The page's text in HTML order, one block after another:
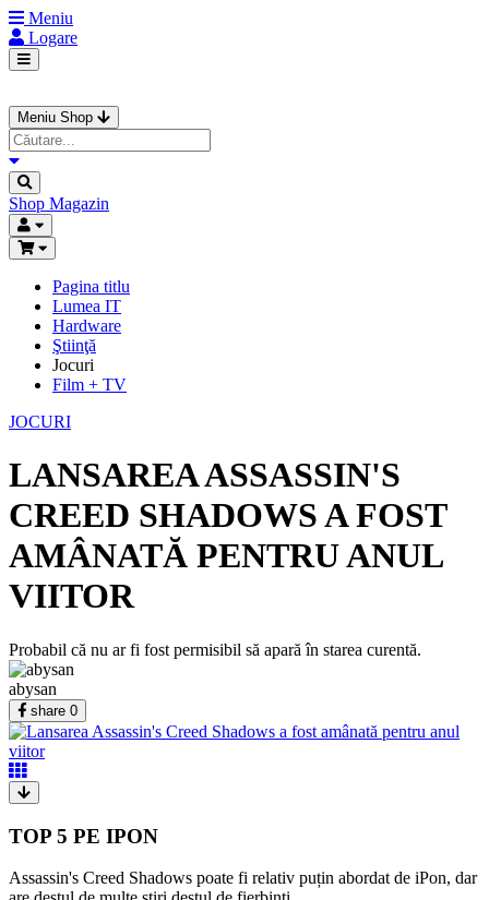
Meniu
Logare
Meniu Shop
Shop Magazin
Pagina titlu
Lumea IT
Hardware
Ştiinţă
Jocuri
Film + TV
JOCURI
LANSAREA ASSASSIN'S
CREED SHADOWS A FOST
AMÂNATĂ PENTRU ANUL
VIITOR
Probabil că nu ar fi fost permisibil să apară în starea curentă.
abysan
share 0
TOP 5 PE IPON
Assassin's Creed Shadows poate fi relativ puțin abordat de iPon, dar